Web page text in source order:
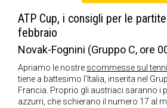
ATP Cup, i consigli per le
febbraio
Novak-Fognini (Gruppo C, ore
Apriamo le nostre scommesse sul
tiene a battesimo l’Italia, inserita nel
Francia. Proprio gli austriaci saranno i
azzurri, che schierano il numero 17 al